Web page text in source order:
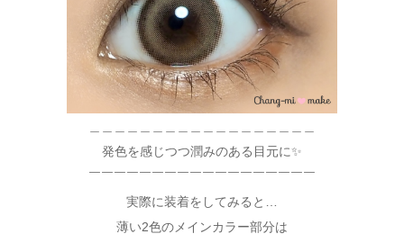
発色を感じつつ潤みのある目元に✨
￣￣￣￣￣￣￣￣￣￣￣￣￣￣￣￣￣￣
実際に装着をしてみると…
薄い2色のメインカラー部分は